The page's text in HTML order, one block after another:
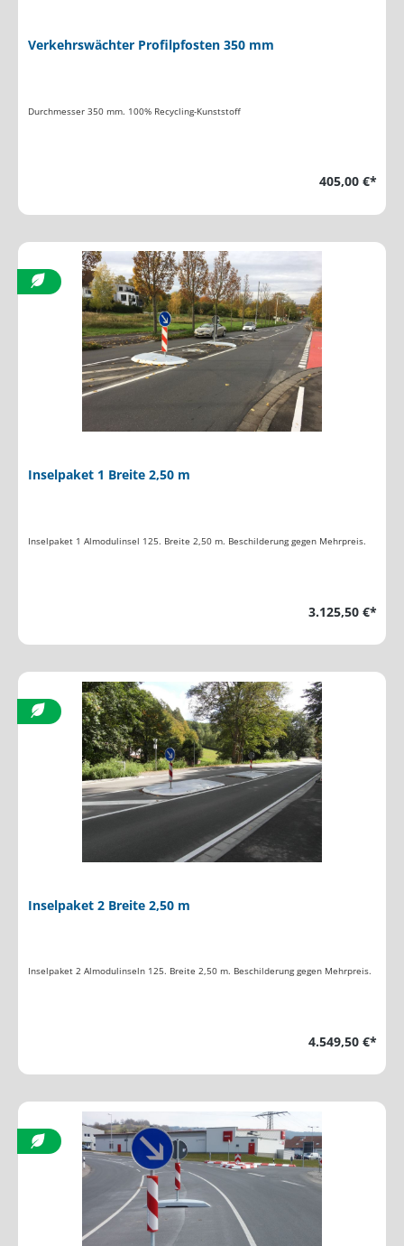
Verkehrswächter Profilpfosten 350 mm
Durchmesser 350 mm. 100% Recycling-Kunststoff
405,00 €*
Inselpaket 1 Breite 2,50 m
Inselpaket 1 Almodulinsel 125. Breite 2,50 m. Beschilderung gegen Mehrpreis.
3.125,50 €*
Inselpaket 2 Breite 2,50 m
Inselpaket 2 Almodulinseln 125. Breite 2,50 m. Beschilderung gegen Mehrpreis.
4.549,50 €*